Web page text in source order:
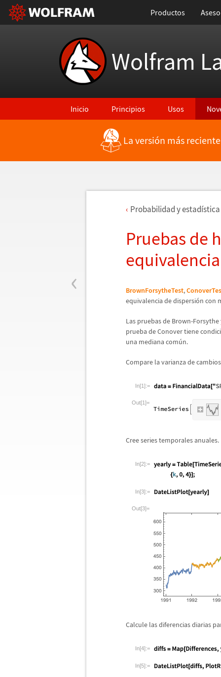
Productos
Wolfram
Inicio Principios Usos
La versión más
‹
Probabilidad y estadística
Pruebas de
BrownForsytheTest,
equivalencia de dispersión con
Las pruebas de Brown-
prueba de Conover tiene
una mediana común.
Compare la varianza de
In[1]:=
Out[1]=
Cree series temporales anuales.
In[2]:=
In[3]:=
Out[3]=
Calcule las diferencias diarias
In[4]:=
In[5]:=